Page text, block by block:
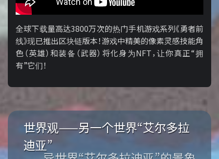
全球下载量高达3800万次的热门手机游戏系列《勇者前
线》现已推出区块链版本！游戏中精美的像素灵感技能角
色（英雄）和装备（武器）将化身为NFT，让你真正“拥
有”它们！
世界观——另一个世界“艾尔多拉
迪亚”